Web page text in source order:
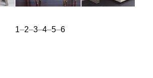
1–2–3–4–5–6